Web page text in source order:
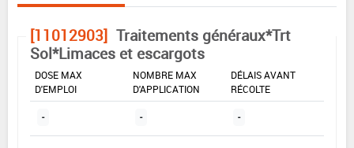
[11012903] Traitements généraux*Trt
Sol*Limaces et escargots
DOSE MAX
D'EMPLOI
NOMBRE MAX
D'APPLICATION
DÉLAIS AVANT
RÉCOLTE
- - -